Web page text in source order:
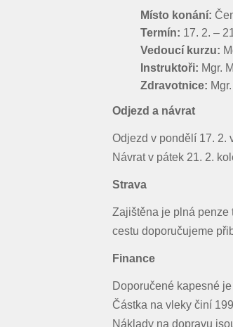
Místo konání:
Termín: 17. 2. –
Vedoucí kurzu:
Instruktoři: Mgr.
Zdravotnice:
Odjezd a návrat
Odjezd v pondělí 17. 2.
Návrat v pátek 21. 2.
Strava
Zajištěna je plná penze
cestu doporučujeme
Finance
Doporučené kapesné
Částka na vleky činí
Náklady na dopravu